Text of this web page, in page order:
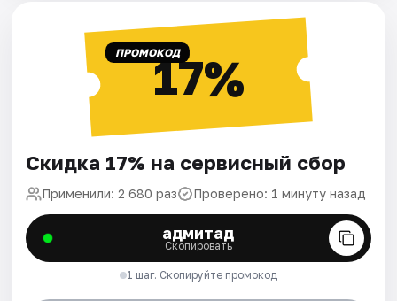
ПРОМОКОД17%
Скидка 17% на сервисный сбор
Применили: 2 680 раз Проверено: 1 минуту назад
адмитад
Скопировать
1 шаг. Скопируйте промокод